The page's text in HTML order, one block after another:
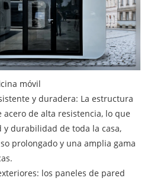
móvil
y duradera: La estructura
de alta resistencia, lo que
durabilidad de toda la casa,
prolongado y una amplia gama
los paneles de pared